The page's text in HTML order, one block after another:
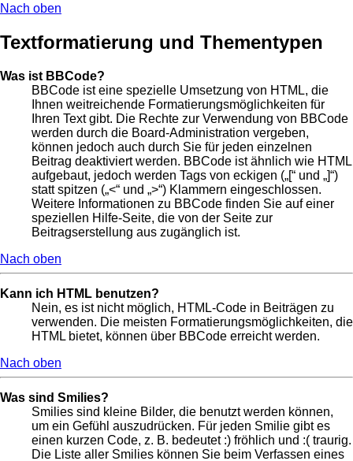
Nach oben
Textformatierung und Thementypen
Was ist BBCode?
BBCode ist eine spezielle Umsetzung von HTML, die
Ihnen weitreichende Formatierungsmöglichkeiten für
Ihren Text gibt. Die Rechte zur Verwendung von BBCode
werden durch die Board-Administration vergeben,
können jedoch auch durch Sie für jeden einzelnen
Beitrag deaktiviert werden. BBCode ist ähnlich wie HTML
aufgebaut, jedoch werden Tags von eckigen („[“ und „]“)
statt spitzen („<“ und „>“) Klammern eingeschlossen.
Weitere Informationen zu BBCode finden Sie auf einer
speziellen Hilfe-Seite, die von der Seite zur
Beitragserstellung aus zugänglich ist.
Nach oben
Kann ich HTML benutzen?
Nein, es ist nicht möglich, HTML-Code in Beiträgen zu
verwenden. Die meisten Formatierungsmöglichkeiten, die
HTML bietet, können über BBCode erreicht werden.
Nach oben
Was sind Smilies?
Smilies sind kleine Bilder, die benutzt werden können,
um ein Gefühl auszudrücken. Für jeden Smilie gibt es
einen kurzen Code, z. B. bedeutet :) fröhlich und :( traurig.
Die Liste aller Smilies können Sie beim Verfassen eines